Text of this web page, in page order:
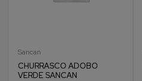
Sancan
CHURRASCO ADOBO
VERDE SANCAN